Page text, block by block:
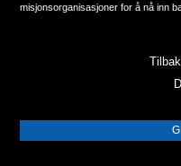
PROSJEKTVIDEOER
misjonsorganisasjoner for å nå inn